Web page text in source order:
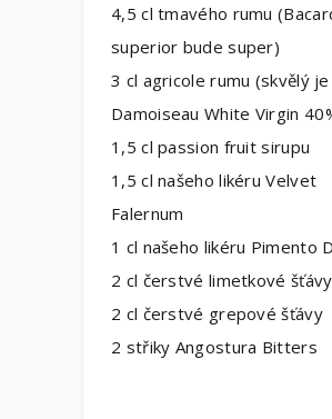
4,5 cl tmavého rumu
superior bude super)
3 cl agricole rumu (skvělý je
Damoiseau White Virgin
1,5 cl passion fruit sirupu
1,5 cl našeho likéru Velvet
Falernum
1 cl našeho likéru Pimento
2 cl čerstvé limetkové šťávy
2 cl čerstvé grepové šťávy
2 střiky Angostura Bitters